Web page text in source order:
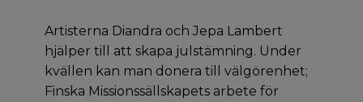
Artisterna Diandra och Jepa Lambert
hjälper till att skapa julstämning. Under
kvällen kan man donera till välgörenhet;
Finska Missionssällskapets arbete för